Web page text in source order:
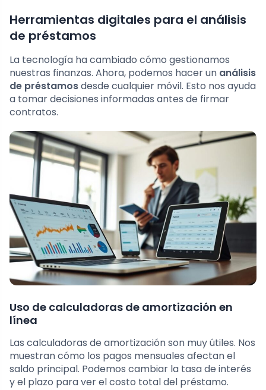
Herramientas digitales para el análisis
de préstamos
La tecnología ha cambiado cómo gestionamos
nuestras finanzas. Ahora, podemos hacer un análisis
de préstamosdesde cualquier móvil. Esto nos ayuda
a tomar decisiones informadas antes de firmar
contratos.
Uso de calculadoras de amortización en
línea
Las calculadoras de amortización son muy útiles. Nos
muestran cómo los pagos mensuales afectan el
saldo principal. Podemos cambiar la tasa de interés
y el plazo para ver el costo total del préstamo.